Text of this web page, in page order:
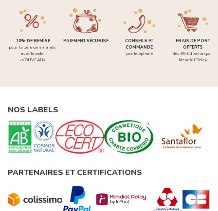
-10% DE REMISE
pour la 1ère commande
avec le code
«NOUVEAU»
PAIEMENT SÉCURISÉ
CONSEILS ET
COMMANDE
par téléphone
FRAIS DE PORT
OFFERTS
dès 55 € d'achat par
Mondial Relay
NOS LABELS
PARTENAIRES ET CERTIFICATIONS